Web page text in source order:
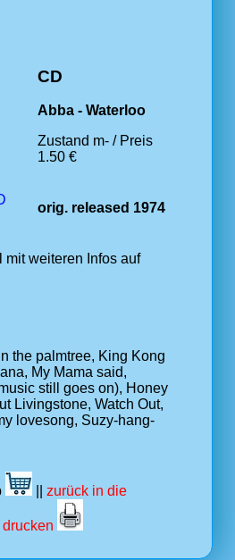
CD
Abba - Waterloo
Zustand m- / Preis
1.50 €
orig. released 1974
mit weiteren Infos auf
the palmtree, King Kong
My Mama said,
still goes on), Honey
Livingstone, Watch Out,
lovesong, Suzy-hang-
zurück in die
drucken